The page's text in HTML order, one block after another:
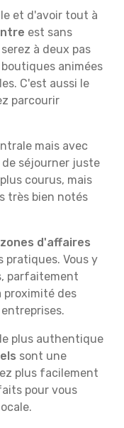
et d'avoir tout à
est sans
à deux pas
animées
C'est aussi le
parcourir
mais avec
de séjourner juste
courus, mais
très bien notés
zones d'affaires
Vous y
parfaitement
proximité des
plus authentique
sont une
plus facilement
pour vous